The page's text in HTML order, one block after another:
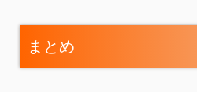
まとめ